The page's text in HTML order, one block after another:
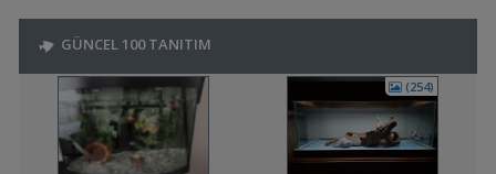
15:45
Hastalıklar ve İlaçlar
Ternapi Medaka Pondlarıternapi,12:44
Akvaryum Tanıtımı
Bitki Kum Ve Balık Tavsiyesi Cyber_Scout,02:16
Akvaryum ve Tür Tavsiyesi
Melek Balığı Milners ,00:08
GÜNCEL 100 TANITIM
(254)